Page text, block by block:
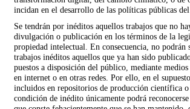
incidan en el desarrollo de las políticas públicas
Se tendrán por inéditos aquellos trabajos que no
divulgación o publicación en los términos de la
propiedad intelectual. En consecuencia, no podrán
trabajos inéditos aquellos que ya han sido
puestos a disposición del público, mediante
en internet o en otras redes. Por ello, en el
incluidos en repositorios de producción científica
condición de inédito únicamente podrá reconocerse